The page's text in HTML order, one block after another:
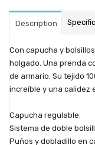
Description
Con capucha y
holgado. Una prenda
de armario. Su tejido
increíble y una calidez
Capucha regulable.
Sistema de doble
Puños y dobladillo en